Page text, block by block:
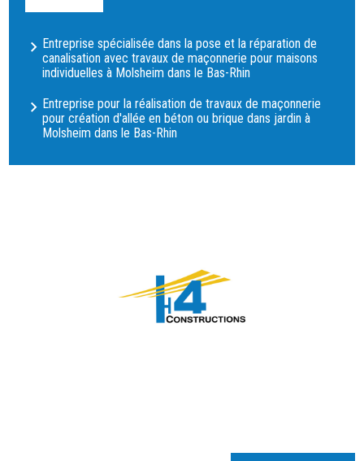
Entreprise spécialisée dans la pose et la réparation de
canalisation avec travaux de maçonnerie pour maisons
individuelles à Molsheim dans le Bas-Rhin
Entreprise pour la réalisation de travaux de maçonnerie
pour création d'allée en béton ou brique dans jardin à
Molsheim dans le Bas-Rhin